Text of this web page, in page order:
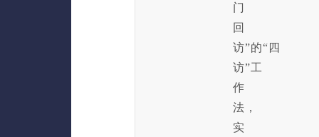
门
回
访”的“四
访”工
作
法，
实